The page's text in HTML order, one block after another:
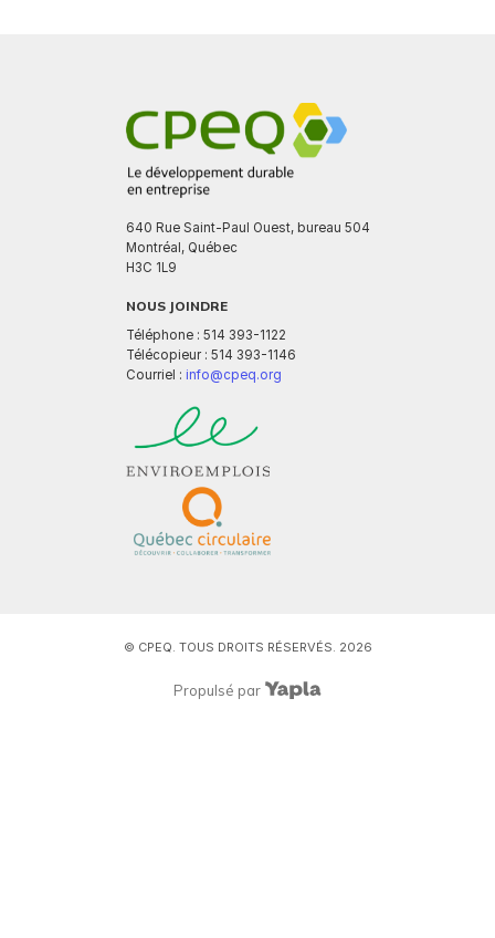
640 Rue Saint-Paul Ouest, bureau 504
Montréal, Québec
H3C 1L9
NOUS JOINDRE
Téléphone : 514 393-1122
Télécopieur : 514 393-1146
Courriel : info@cpeq.org
© CPEQ. TOUS DROITS RÉSERVÉS. 2026
Propulsé par